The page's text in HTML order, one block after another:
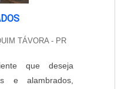
TÁVORA - PR
que deseja
e alambrados,